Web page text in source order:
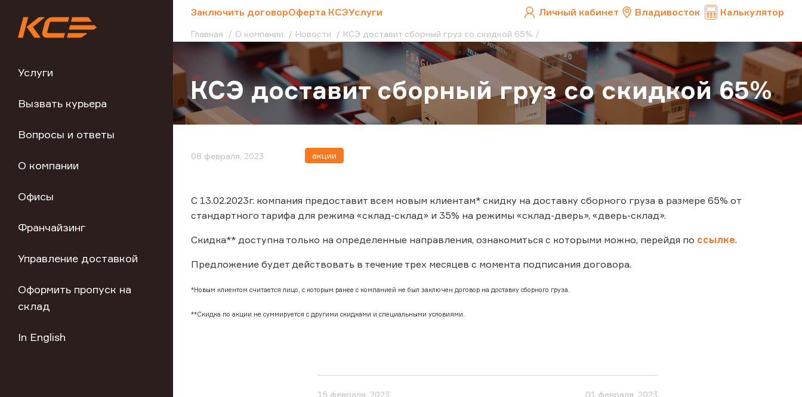
Услуги
Вызвать курьера
Вопросы и ответы
О компании
Офисы
Франчайзинг
Управление доставкой
Оформить пропуск на
склад
In English
Заключить договорОферта КСЭУслуги Личный кабинет Владивосток Калькулятор
Главная О компании Новости КСЭ доставит сборный груз со скидкой 65%
КСЭ доставит сборный груз со скидкой 65%
08 февраля, 2023 акции
С 13.02.2023г. компания предоставит всем новым клиентам* скидку на доставку сборного груза в размере 65% от
стандартного тарифа для режима «склад-склад» и 35% на режимы «склад-дверь», «дверь-склад».
Скидка** доступна только на определенные направления, ознакомиться с которыми можно, перейдя по ссылке.
Предложение будет действовать в течение трех месяцев с момента подписания договора.
*Новым клиентом считается лицо, с которым ранее с компанией не был заключен договор на доставку сборного груза.
**Скидка по акции не суммируется с другими скидками и специальными условиями.
15 февраля, 2023 01 февраля, 2023